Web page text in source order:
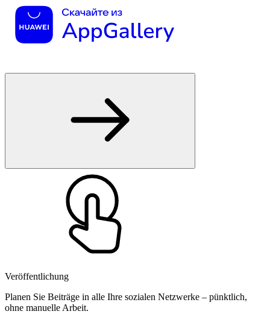
Veröffentlichung
Planen Sie Beiträge in alle Ihre sozialen Netzwerke – pünktlich,
ohne manuelle Arbeit.